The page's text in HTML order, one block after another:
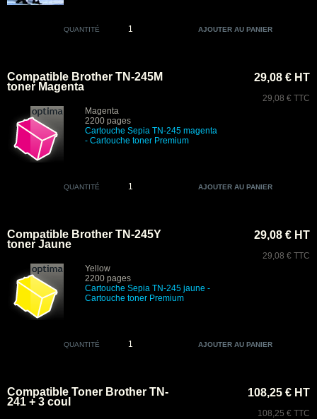
QUANTITÉ
Compatible Brother TN-245M
toner Magenta
Magenta
2200 pages
Cartouche Sepia TN-245 magenta
- Cartouche toner Premium
29,08 € HT
29,08 € TTC
QUANTITÉ
Compatible Brother TN-245Y
toner Jaune
Yellow
2200 pages
Cartouche Sepia TN-245 jaune -
Cartouche toner Premium
29,08 € HT
29,08 € TTC
QUANTITÉ
Compatible Toner Brother TN-
241 + 3 coul
108,25 € HT
108,25 € TTC